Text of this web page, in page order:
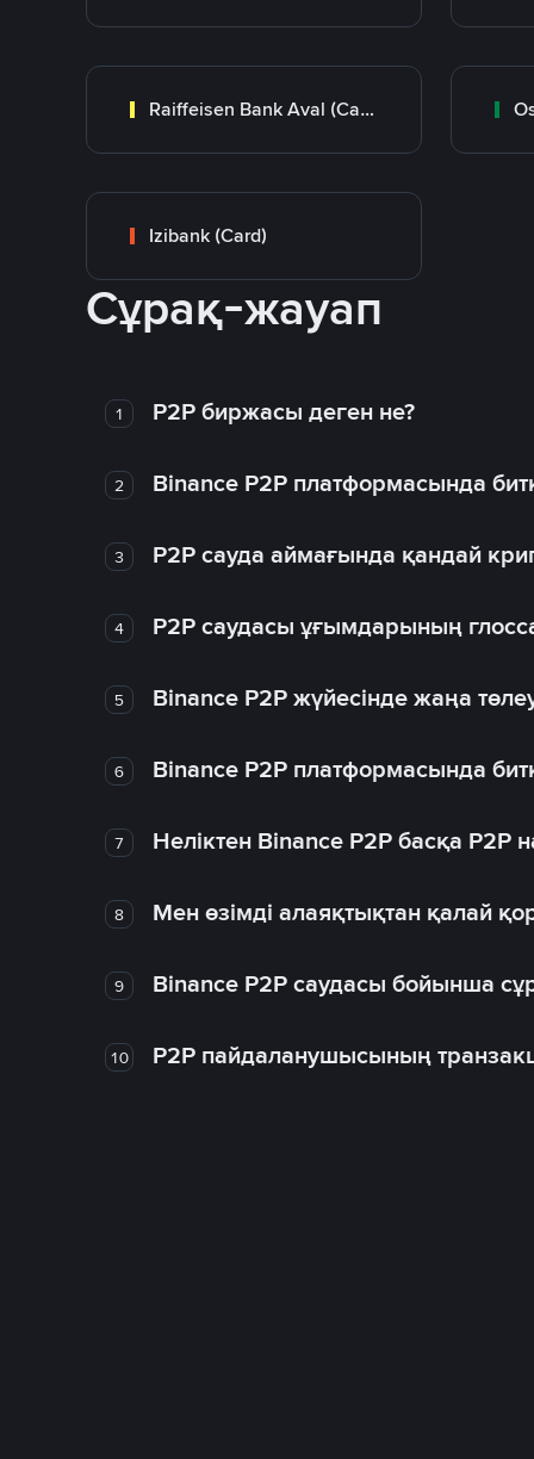
Raiffeisen Bank Aval (Card)
Izibank (Card)
Сұрақ-жауап
1 P2P биржасы деген не?
2 Binance P2P платформасында
3 P2P сауда аймағында қандай
4 P2P саудасы ұғымдарының
5 Binance P2P жүйесінде жаңа
6 Binance P2P платформасында
7 Неліктен Binance P2P басқа
8 Мен өзімді алаяқтықтан қалай
9 Binance P2P саудасы бойынша
10 P2P пайдаланушысының